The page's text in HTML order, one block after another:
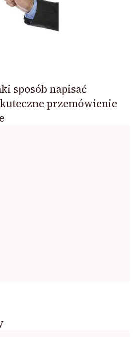
sposób napisać
przemówienie